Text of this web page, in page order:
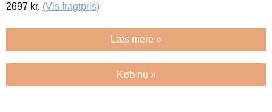
2697 kr. (Vis fragtpris)
Læs mere »
Køb nu »